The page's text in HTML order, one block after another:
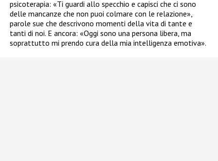
psicoterapia: «Ti guardi allo specchio e capisci che ci sono
delle mancanze che non puoi colmare con le relazione»,
parole sue che descrivono momenti della vita di tante e
tanti di noi. E ancora: «Oggi sono una persona libera, ma
soprattutto mi prendo cura della mia intelligenza emotiva».